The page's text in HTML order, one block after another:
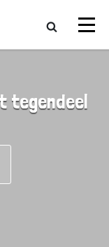
tegendeel